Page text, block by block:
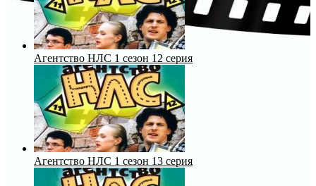
Агентство НЛС 1 сезон 12 серия
Агентство НЛС 1 сезон 13 серия